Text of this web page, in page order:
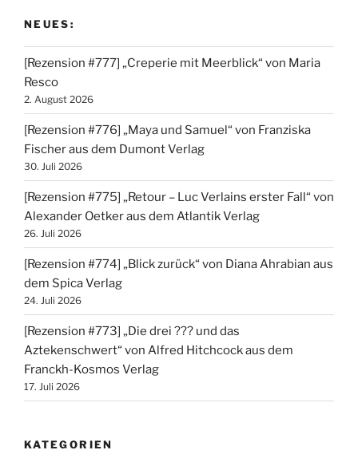
NEUES:
[Rezension #777] „Creperie mit Meerblick“ von Maria
Resco
2. August 2026
[Rezension #776] „Maya und Samuel“ von Franziska
Fischer aus dem Dumont Verlag
30. Juli 2026
[Rezension #775] „Retour – Luc Verlains erster Fall“ von
Alexander Oetker aus dem Atlantik Verlag
26. Juli 2026
[Rezension #774] „Blick zurück“ von Diana Ahrabian aus
dem Spica Verlag
24. Juli 2026
[Rezension #773] „Die drei ??? und das
Aztekenschwert“ von Alfred Hitchcock aus dem
Franckh-Kosmos Verlag
17. Juli 2026
KATEGORIEN